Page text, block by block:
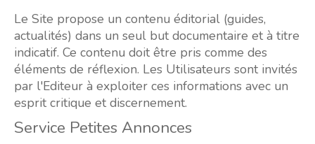
Le Site propose un contenu éditorial (guides,
actualités) dans un seul but documentaire et à titre
indicatif. Ce contenu doit être pris comme des
éléments de réflexion. Les Utilisateurs sont invités
par l'Editeur à exploiter ces informations avec un
esprit critique et discernement.
Service Petites Annonces